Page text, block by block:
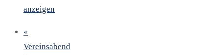
anzeigen
«
Vereinsabend